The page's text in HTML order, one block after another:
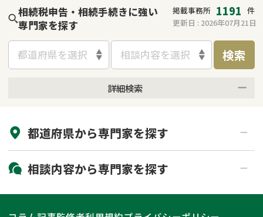
家族信託
贈与税
相続人調査
産)
遺産分割
不動産の相続
相続登記
相続税申告・相続手続きに強い
専門家を探す
掲載事務所 1191 件
更新日 : 2026年07月21日
都道府県を選択 相談内容を選択 検索
詳細検索
初回相談無料
土日祝の相談可能
都道府県から専門家を探す
北海道・東北
北海道 青森県
関東
相談内容から専門家を探す